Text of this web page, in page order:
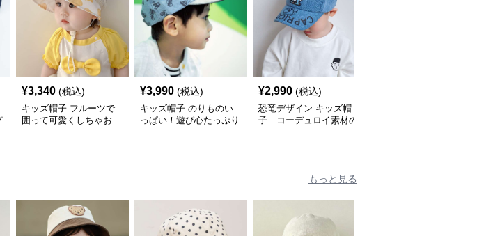
¥3,340 (税込)
キッズ帽子 フルーツで
囲って可愛くしちゃお
¥3,990 (税込)
キッズ帽子 のりものい
っぱい！遊び心たっぷり
¥2,990 (税込)
恐竜デザイン キッズ帽
子｜コーデュロイ素材の
もっと見る